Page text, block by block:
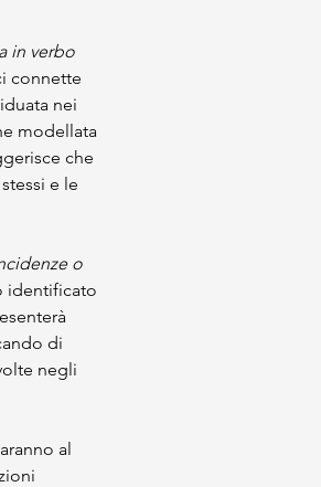
in verbo
connette
nei
modellata
che
e le
o
identificato
di
negli
al